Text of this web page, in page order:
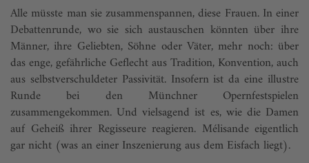
Alle müsste man sie zusammenspannen, diese Frauen. In einer
Debattenrunde, wo sie sich austauschen könnten über ihre
Männer, ihre Geliebten, Söhne oder Väter, mehr noch: über
das enge, gefährliche Geflecht aus Tradition, Konvention, auch
aus selbstverschuldeter Passivität. Insofern ist da eine illustre
Runde bei den Münchner Opernfestspielen
zusammengekommen. Und vielsagend ist es, wie die Damen
auf Geheiß ihrer Regisseure reagieren. Mélisande eigentlich
gar nicht (was an einer Inszenierung aus dem Eisfach liegt).